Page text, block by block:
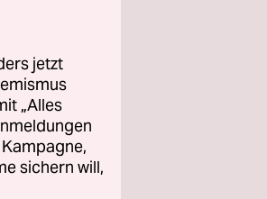
jetzt
„Alles
sichern will,